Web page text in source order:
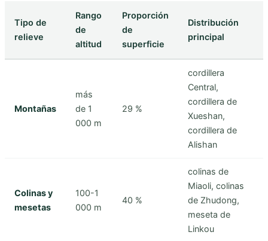
Tipo de
relieve
Rango
de
altitud
Proporción
de
superficie
Distribución
principal
Montañas
más
de 1
000 m
29 %
cordillera
Central,
cordillera de
Xueshan,
cordillera de
Alishan
Colinas y
mesetas
100-1
000 m
40 %
colinas de
Miaoli, colinas
de Zhudong,
meseta de
Linkou